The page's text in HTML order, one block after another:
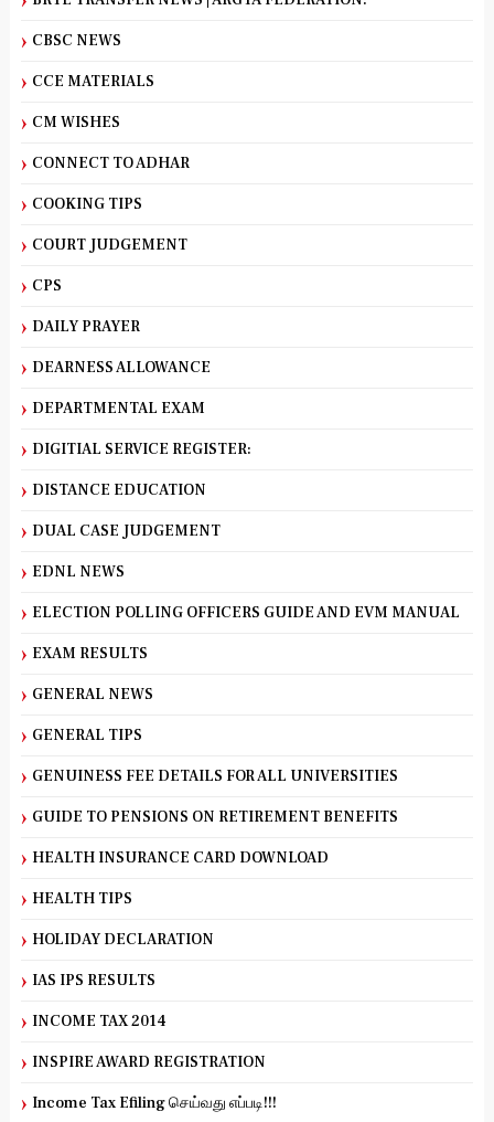
CBSC NEWS
CCE MATERIALS
CM WISHES
CONNECT TO ADHAR
COOKING TIPS
COURT JUDGEMENT
CPS
DAILY PRAYER
DEARNESS ALLOWANCE
DEPARTMENTAL EXAM
DIGITIAL SERVICE REGISTER:
DISTANCE EDUCATION
DUAL CASE JUDGEMENT
EDNL NEWS
ELECTION POLLING OFFICERS GUIDE AND EVM MANUAL
EXAM RESULTS
GENERAL NEWS
GENERAL TIPS
GENUINESS FEE DETAILS FOR ALL UNIVERSITIES
GUIDE TO PENSIONS ON RETIREMENT BENEFITS
HEALTH INSURANCE CARD DOWNLOAD
HEALTH TIPS
HOLIDAY DECLARATION
IAS IPS RESULTS
INCOME TAX 2014
INSPIRE AWARD REGISTRATION
Income Tax Efiling செய்வது எப்படி!!!